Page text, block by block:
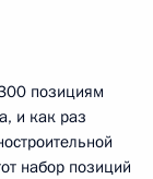
позициям
и как раз
набор позиций